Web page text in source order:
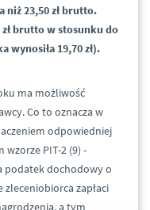
niż 23,50 zł brutto.
brutto w stosunku do
wynosiła 19,70 zł).
ma możliwość
Co to oznacza w
odpowiedniej
PIT-2 (9) -
podatek dochodowy o
zapłaci
a tym